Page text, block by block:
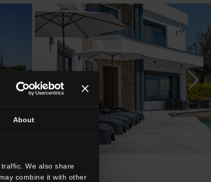
About
We also share
combine it with other